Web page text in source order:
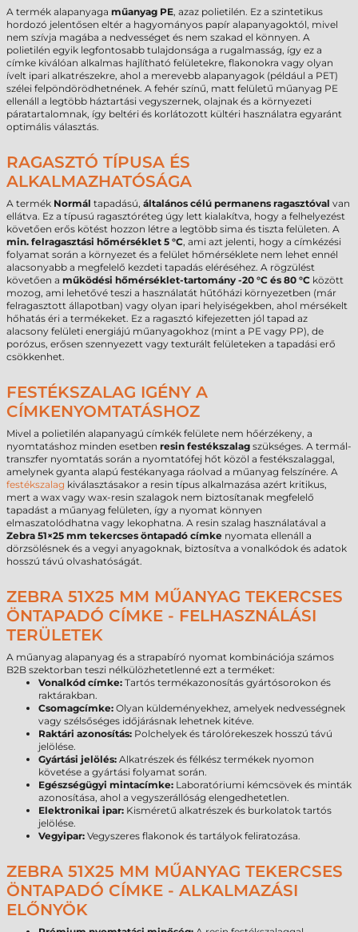
A termék alapanyaga műanyag PE, azaz polietilén. Ez a szintetikus
hordozó jelentősen eltér a hagyományos papír alapanyagoktól, mivel
nem szívja magába a nedvességet és nem szakad el könnyen. A
polietilén egyik legfontosabb tulajdonsága a rugalmasság, így ez a
címke kiválóan alkalmas hajlítható felületekre, flakonokra vagy olyan
ívelt ipari alkatrészekre, ahol a merevebb alapanyagok (például a PET)
szélei felpöndörödhetnének. A fehér színű, matt felületű műanyag PE
ellenáll a legtöbb háztartási vegyszernek, olajnak és a környezeti
páratartalomnak, így beltéri és korlátozott kültéri használatra egyaránt
optimális választás.
RAGASZTÓ TÍPUSA ÉS
ALKALMAZHATÓSÁGA
A termék Normál tapadású, általános célú permanens ragasztóval van
ellátva. Ez a típusú ragasztóréteg úgy lett kialakítva, hogy a felhelyezést
követően erős kötést hozzon létre a legtöbb sima és tiszta felületen. A
min. felragasztási hőmérséklet 5 °C, ami azt jelenti, hogy a címkézési
folyamat során a környezet és a felület hőmérséklete nem lehet ennél
alacsonyabb a megfelelő kezdeti tapadás eléréséhez. A rögzülést
követően a működési hőmérséklet-tartomány -20 °C és 80 °C között
mozog, ami lehetővé teszi a használatát hűtőházi környezetben (már
felragasztott állapotban) vagy olyan ipari helyiségekben, ahol mérsékelt
hőhatás éri a termékeket. Ez a ragasztó kifejezetten jól tapad az
alacsony felületi energiájú műanyagokhoz (mint a PE vagy PP), de
porózus, erősen szennyezett vagy texturált felületeken a tapadási erő
csökkenhet.
FESTÉKSZALAG IGÉNY A
CÍMKENYOMTATÁSHOZ
Mivel a polietilén alapanyagú címkék felülete nem hőérzékeny, a
nyomtatáshoz minden esetben resin festékszalag szükséges. A termál-
transzfer nyomtatás során a nyomtatófej hőt közöl a festékszalaggal,
amelynek gyanta alapú festékanyaga ráolvad a műanyag felszínére. A
festékszalag kiválasztásakor a resin típus alkalmazása azért kritikus,
mert a wax vagy wax-resin szalagok nem biztosítanak megfelelő
tapadást a műanyag felületen, így a nyomat könnyen
elmaszatolódhatna vagy lekophatna. A resin szalag használatával a
Zebra 51×25 mm tekercses öntapadó címke nyomata ellenáll a
dörzsölésnek és a vegyi anyagoknak, biztosítva a vonalkódok és adatok
hosszú távú olvashatóságát.
ZEBRA 51X25 MM MŰANYAG TEKERCSES
ÖNTAPADÓ CÍMKE - FELHASZNÁLÁSI
TERÜLETEK
A műanyag alapanyag és a strapabíró nyomat kombinációja számos
B2B szektorban teszi nélkülözhetetlenné ezt a terméket:
Vonalkód címke: Tartós termékazonosítás gyártósorokon és
raktárakban.
Csomagcímke: Olyan küldeményekhez, amelyek nedvességnek
vagy szélsőséges időjárásnak lehetnek kitéve.
Raktári azonosítás: Polchelyek és tárolórekeszek hosszú távú
jelölése.
Gyártási jelölés: Alkatrészek és félkész termékek nyomon
követése a gyártási folyamat során.
Egészségügyi mintacímke: Laboratóriumi kémcsövek és minták
azonosítása, ahol a vegyszerállóság elengedhetetlen.
Elektronikai ipar: Kisméretű alkatrészek és burkolatok tartós
jelölése.
Vegyipar: Vegyszeres flakonok és tartályok feliratozása.
ZEBRA 51X25 MM MŰANYAG TEKERCSES
ÖNTAPADÓ CÍMKE - ALKALMAZÁSI
ELŐNYÖK